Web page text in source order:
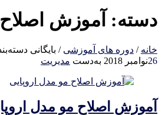
دسته: آموزش اصلاح
خانه / دوره های آموزشی / بایگانی
26نوامبر 2018 به‌دست مدیریت
آموزش اصلاح مو مدل